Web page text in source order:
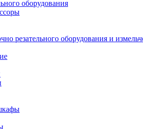
оборудования
резательного оборудования и